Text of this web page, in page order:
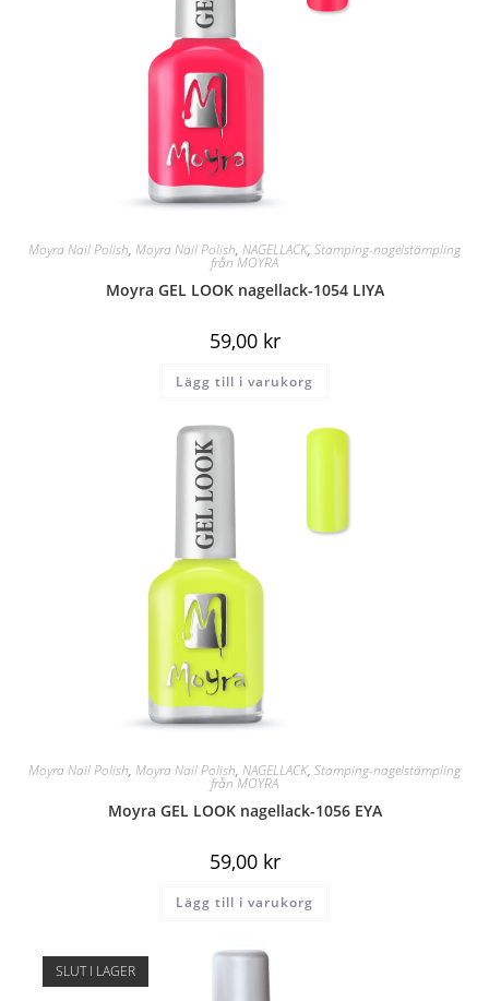
Moyra Nail Polish, Moyra Nail Polish, NAGELLACK, Stamping-nagelstämpling
från MOYRA
Moyra GEL LOOK nagellack-1054 LIYA
59,00 kr
Lägg till i varukorg
Moyra Nail Polish, Moyra Nail Polish, NAGELLACK, Stamping-nagelstämpling
från MOYRA
Moyra GEL LOOK nagellack-1056 EYA
59,00 kr
Lägg till i varukorg
SLUT I LAGER